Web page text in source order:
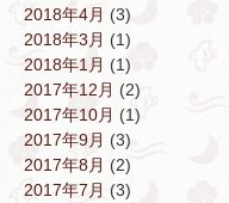
2018年4月 (3)
2018年3月 (1)
2018年1月 (1)
2017年12月 (2)
2017年10月 (1)
2017年9月 (3)
2017年8月 (2)
2017年7月 (3)